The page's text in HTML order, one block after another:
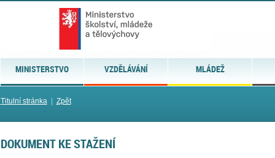
MINISTERSTVO VZDĚLÁVÁNÍ MLÁDEŽ
Titulní stránka| Zpět
DOKUMENT KE STAŽENÍ